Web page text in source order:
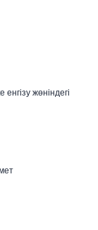
жөніндегі